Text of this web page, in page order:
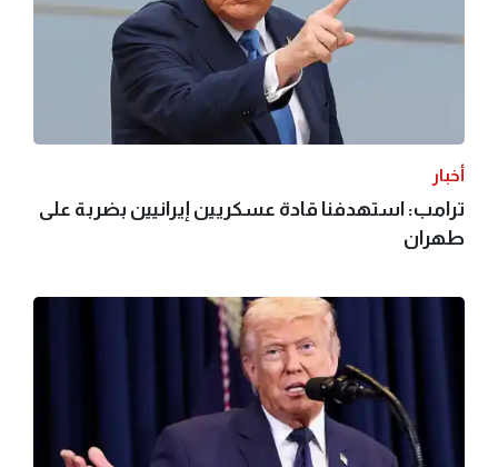
أخبار
ترامب: استهدفنا قادة عسكريين إيرانيين بضربة على
طهران